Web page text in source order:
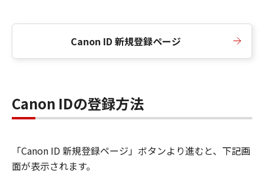
Canon ID 新規登録ページ
Canon IDの登録方法
「Canon ID 新規登録ページ」ボタンより進むと、下記画
面が表示されます。